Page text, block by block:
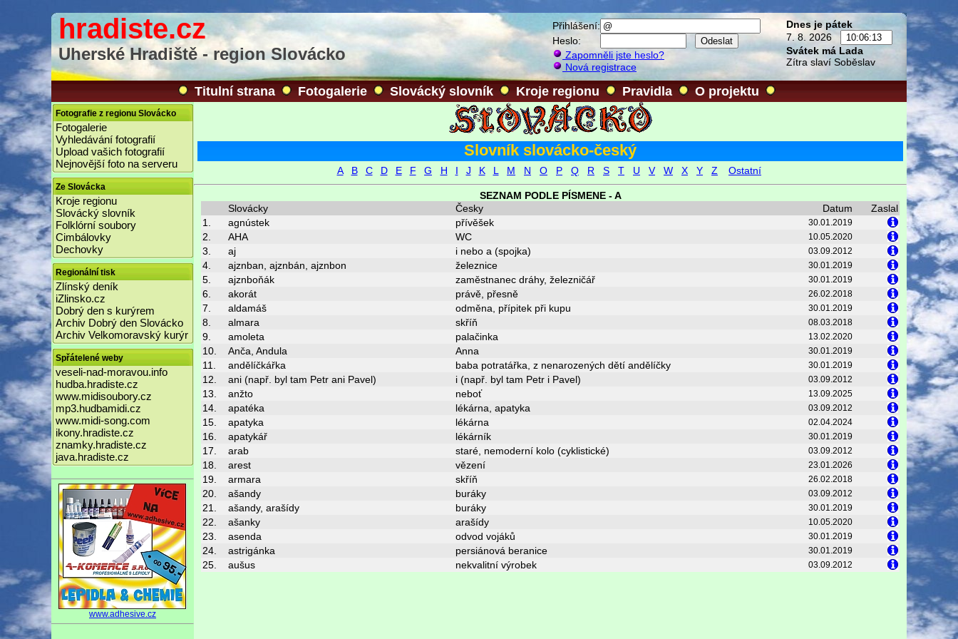
Přihlášení:
Heslo:
Zapomněli jste heslo?
Nová registrace
Dnes je pátek
7. 8. 2026
Svátek má Lada
Zítra slaví Soběslav
hradiste.cz
Uherské Hradiště - region Slovácko
Titulní strana Fotogalerie Slovácký slovník Kroje regionu Pravidla O projektu
Fotografie z regionu Slovácko
Fotogalerie
Vyhledávání fotografií
Upload vašich fotografií
Nejnovější foto na serveru
Ze Slovácka
Kroje regionu
Slovácký slovník
Folklórní soubory
Cimbálovky
Dechovky
Regionální tisk
Zlínský deník
iZlinsko.cz
Dobrý den s kurýrem
Archiv Dobrý den Slovácko
Archiv Velkomoravský kurýr
Spřátelené weby
veseli-nad-moravou.info
hudba.hradiste.cz
www.midisoubory.cz
mp3.hudbamidi.cz
www.midi-song.com
ikony.hradiste.cz
znamky.hradiste.cz
java.hradiste.cz
www.adhesive.cz
Slovník slovácko-český
A B C D E F G H I J K L M N O P Q R S T U V W X Y Z Ostatní
SEZNAM PODLE PÍSMENE - A
Slovácky
Česky Datum
Zaslal
1.
agnústek přívěšek 30.01.2019
2. AHA WC 10.05.2020
3. aj i nebo a (spojka) 03.09.2012
4. ajznban, ajznbán, ajznbon železnice 30.01.2019
5. ajznboňák zaměstnanec dráhy, železničář 30.01.2019
6. akorát právě, přesně 26.02.2018
7. aldamáš odměna, přípitek při kupu 30.01.2019
8. almara skříň 08.03.2018
9. amoleta palačinka 13.02.2020
10. Anča, Andula Anna 30.01.2019
11. andělíčkářka baba potratářka, z nenarozených dětí andělíčky 30.01.2019
12. ani (např. byl tam Petr ani Pavel) i (např. byl tam Petr i Pavel) 03.09.2012
13. anžto neboť 13.09.2025
14. apatéka lékárna, apatyka 03.09.2012
15. apatyka lékárna 02.04.2024
16. apatykář lékárník 30.01.2019
17. arab staré, nemoderní kolo (cyklistické) 03.09.2012
18. arest vězení 23.01.2026
19. armara skříň 26.02.2018
20. ašandy buráky 03.09.2012
21. ašandy, arašídy buráky 30.01.2019
22. ašanky arašídy 10.05.2020
23. asenda odvod vojáků 30.01.2019
24. astrigánka persiánová beranice 30.01.2019
25. aušus nekvalitní výrobek 03.09.2012